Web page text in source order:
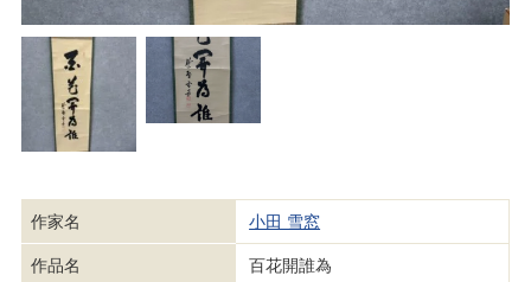
作家名 小田 雪窓
作品名 百花開誰為